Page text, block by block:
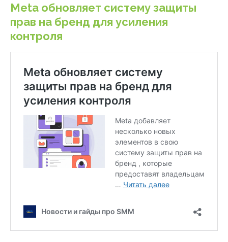
Meta обновляет систему защиты
прав на бренд для усиления
контроля